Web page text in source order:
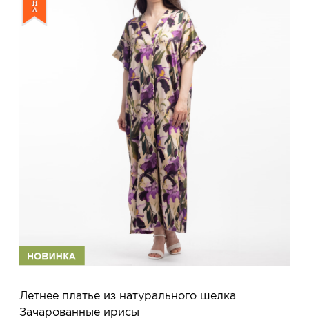
Летнее платье из натурального шелка
Зачарованные ирисы